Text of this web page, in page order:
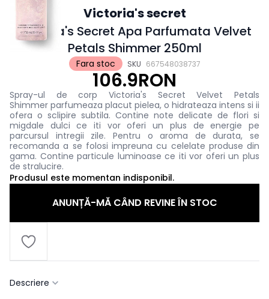
Fara stoc SKU 667548038737
Victoria's secret
Victoria's Secret Apa Parfumata Velvet
Petals Shimmer 250ml
106.9RON
Spray-ul de corp Victoria's Secret Velvet Petals
Shimmer parfumeaza placut pielea, o hidrateaza intens si ii
ofera o sclipire subtila. Contine note delicate de flori si
migdale dulci ce iti vor oferi un plus de energie pe
parcursul intregii zile. Pentru o aroma de durata, se
recomanda a se folosi impreuna cu celelate produse din
gama. Contine particule luminoase ce iti vor oferi un plus
de stralucire.
Produsul este momentan indisponibil.
ANUNȚĂ-MĂ CÂND REVINE ÎN STOC
Descriere